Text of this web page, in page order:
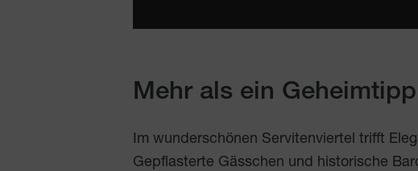
Mehr als ein Geheimtipp
Im wunderschönen Servitenviertel trifft
Gepflasterte Gässchen und historische